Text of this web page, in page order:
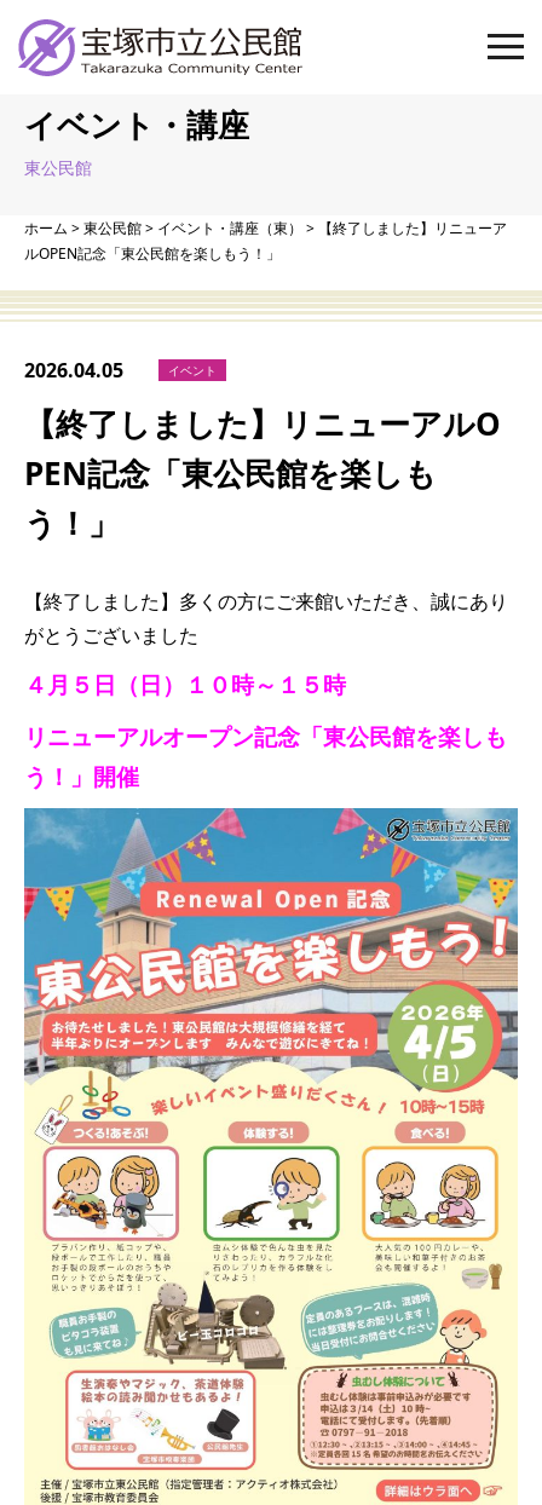
イベント・講座
東公民館
ホーム >東公民館> イベント・講座（東） > 【終了しました】リニューア
ルOPEN記念「東公民館を楽しもう！」
2026.04.05 イベント
【終了しました】リニューアルO
PEN記念「東公民館を楽しも
う！」
【終了しました】多くの方にご来館いただき、誠にあり
がとうございました
４月５日（日）１０時～１５時
リニューアルオープン記念「東公民館を楽しも
う！」開催